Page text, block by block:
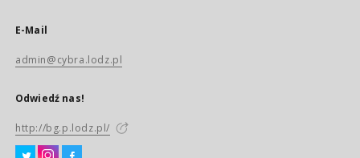
E-Mail
admin@cybra.lodz.pl
Odwiedź nas!
http://bg.p.lodz.pl/